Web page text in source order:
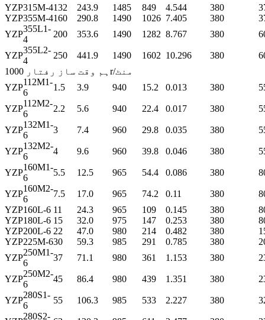
YZP315M-4132 243.9 1485 849 4.544 380
YZP355M-4160 290.8 1490 1026 7.405 380
YZP
355L1-
4
200 353.6 1490 1282 8.767 380
YZP
355L2-
4
250 441.9 1490 1602 10.296 380
ہم وقت ساز رفتار 1000r/منٹ
YZP
112M1-
6
1.5 3.9 940 15.2 0.013 380
YZP
112M2-
6
2.2 5.6 940 22.4 0.017 380
YZP
132M1-
6
3 7.4 960 29.8 0.035 380
YZP
132M2-
6
4 9.6 960 39.8 0.046 380
YZP
160M1-
6
5.5 12.5 965 54.4 0.086 380
YZP
160M2-
6
7.5 17.0 965 74.2 0.11 380
YZP160L-6 11 24.3 965 109 0.145 380
YZP180L-6 15 32.0 975 147 0.253 380
YZP200L-6 22 47.0 980 214 0.482 380
YZP225M-630 59.3 985 291 0.785 380
YZP
250M1-
6
37 71.1 980 361 1.153 380
YZP
250M2-
6
45 86.4 980 439 1.351 380
YZP
280S1-
6
55 106.3 985 533 2.227 380
280S2-